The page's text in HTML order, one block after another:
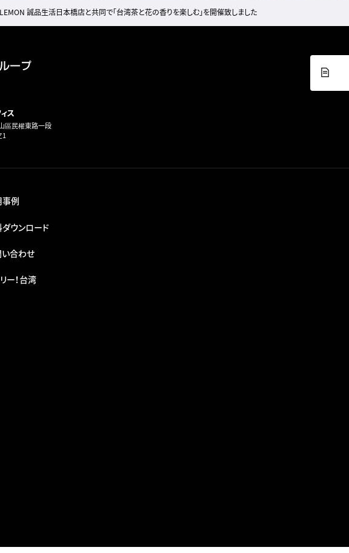
誠品生活日本橋店と共同で「台湾茶と花の香りを楽しむ」を開催致しました
ス
區民權東路一段
1
例
ウンロード
い合わせ
ー！台湾